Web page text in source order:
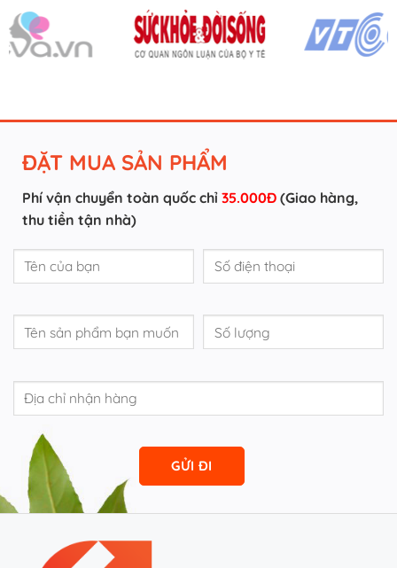
ĐẶT MUA SẢN PHẨM
Phí vận chuyển toàn quốc chỉ 35.000Đ(Giao hàng,
thu tiền tận nhà)